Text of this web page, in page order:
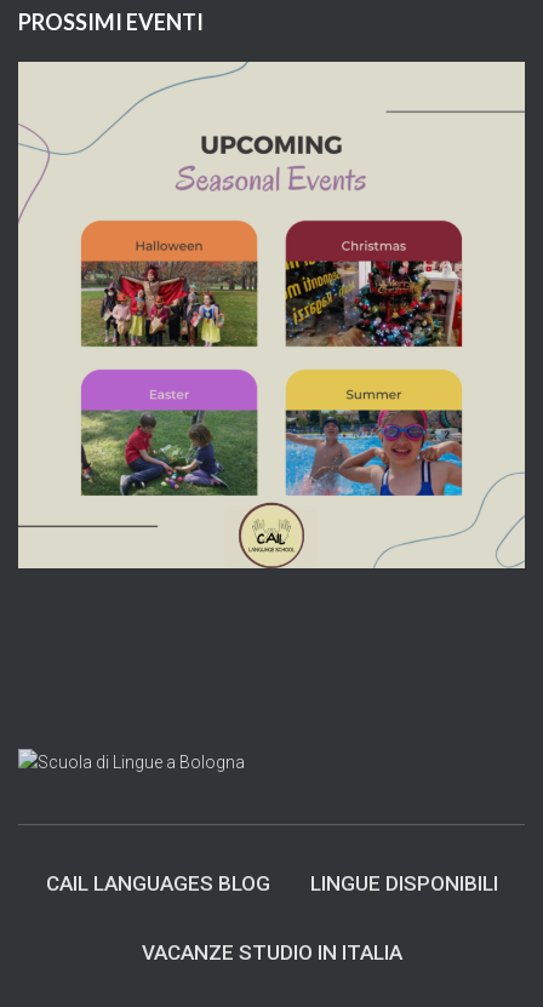
PROSSIMI EVENTI
CAIL LANGUAGES BLOG LINGUE DISPONIBILI
VACANZE STUDIO IN ITALIA